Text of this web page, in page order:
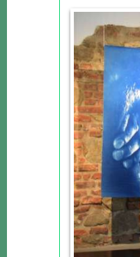
Ciekawostki
Organizacje